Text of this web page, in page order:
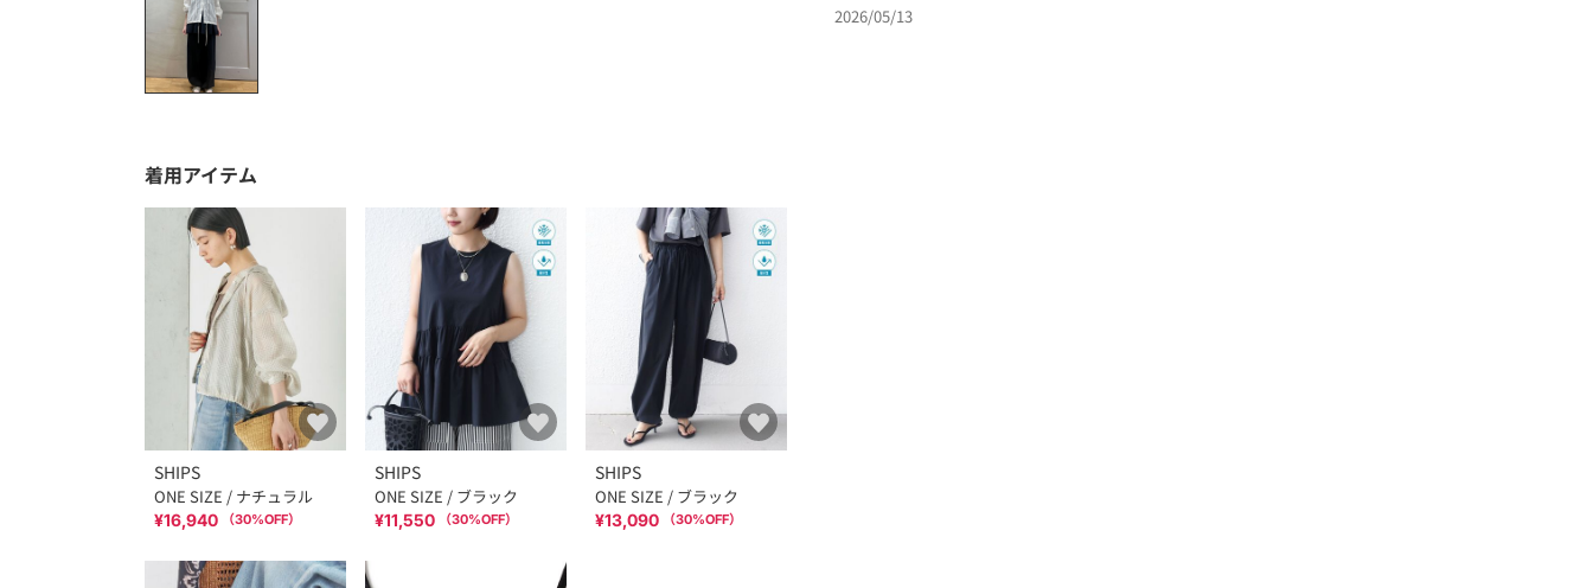
2026/05/13
着用アイテム
SHIPS
ONE SIZE / ナチュラル
¥16,940 （30%OFF）
SHIPS
ONE SIZE / ブラック
¥11,550 （30%OFF）
SHIPS
ONE SIZE / ブラック
¥13,090 （30%OFF）